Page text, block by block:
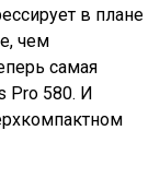
в плане
чем
самая
Pro 580. И